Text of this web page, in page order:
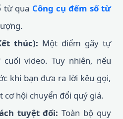
từ qua Công cụ đếm số từ
thúc): Một điểm gãy tự
video. Tuy nhiên, nếu
khi bạn đưa ra lời kêu gọi,
cơ hội chuyển đổi quý giá.
tuyệt đối: Toàn bộ quy